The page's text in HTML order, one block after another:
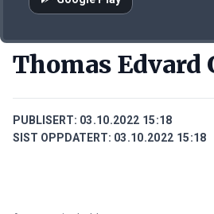
Thomas Edvard
PUBLISERT: 03.10.2022 15:18
SIST OPPDATERT: 03.10.2022 15:18